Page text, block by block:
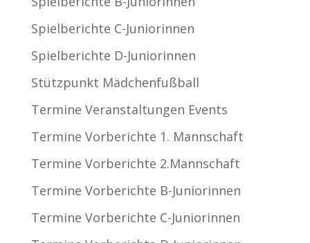
Spielberichte C-Juniorinnen
Spielberichte D-Juniorinnen
Stützpunkt Mädchenfußball
Termine Veranstaltungen Events
Termine Vorberichte 1. Mannschaft
Termine Vorberichte 2.Mannschaft
Termine Vorberichte B-Juniorinnen
Termine Vorberichte C-Juniorinnen